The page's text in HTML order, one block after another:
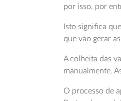
por isso, por
Isto significa
que vão gerar
A colheita das
manualmente.
O processo de